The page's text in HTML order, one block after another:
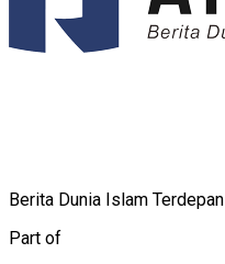
Berita Dunia Islam Terdepan
Part of